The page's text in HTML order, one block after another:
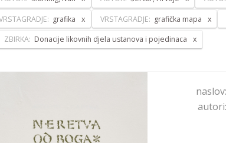
grafika VRSTAGRADJE: grafička mapa
ZBIRKA: Donacije likovnih djela ustanova i pojedinaca
naslov:
autori: